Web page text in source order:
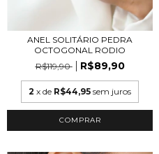
ANEL SOLITÁRIO PEDRA
OCTOGONAL RODIO
R$119,90
R$89,90
2 x de R$44,95 sem juros
COMPRAR